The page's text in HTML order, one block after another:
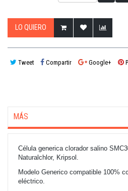
LO QUIERO
Tweet Compartir Google+
MÁS
Célula generica clorador salino
Naturalchlor, Kripsol.
Modelo Generico compatible 100%
eléctrico.